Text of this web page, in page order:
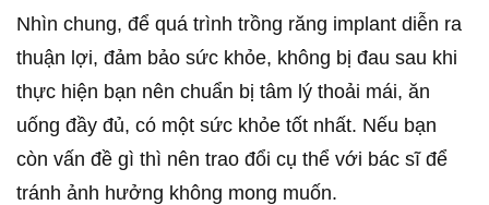
Nhìn chung, để quá trình trồng răng implant diễn ra
thuận lợi, đảm bảo sức khỏe, không bị đau sau khi
thực hiện bạn nên chuẩn bị tâm lý thoải mái, ăn
uống đầy đủ, có một sức khỏe tốt nhất. Nếu bạn
còn vấn đề gì thì nên trao đổi cụ thể với bác sĩ để
tránh ảnh hưởng không mong muốn.